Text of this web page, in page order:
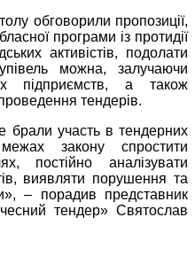
обговорили пропозиції,
програми із протидії
активістів, подолати
можна, залучаючи
підприємств, а також
тендерів.
брали участь в тендерних
закону спростити
постійно аналізувати
виявляти порушення та
– порадив представник
чесний тендер» Святослав